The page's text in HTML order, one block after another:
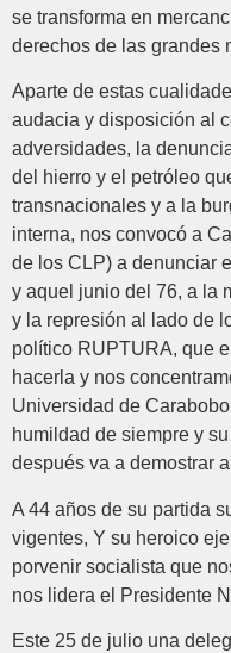
se transforma en
derechos de las grandes
Aparte de estas
audacia y disposición al
adversidades, la
del hierro y el petróleo
transnacionales y a la
interna, nos convocó a
de los CLP) a denunciar
y aquel junio del 76, a la
y la represión al lado de
político RUPTURA, que
hacerla y nos
Universidad de
humildad de siempre y
después va a demostrar
A 44 años de su partida
vigentes, Y su heroico
porvenir socialista que
nos lidera el Presidente
Este 25 de julio una